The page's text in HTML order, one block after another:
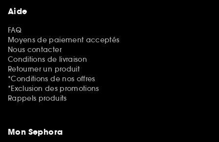
Aide
FAQ
Moyens de paiement acceptés
Nous contacter
Conditions de livraison
Retourner un produit
*Conditions de nos offres
*Exclusion des promotions
Rappels produits
Mon Sephora